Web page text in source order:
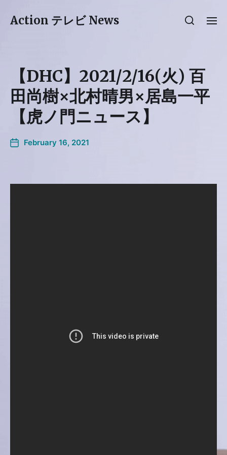
Action テレビ News
【DHC】2021/2/16(火) 百
田尚樹×北村晴男×居島一平
【虎ノ門ニュース】
February 16, 2021